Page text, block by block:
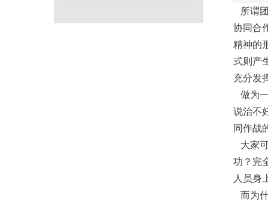
所谓
协同合
精神的
式则产
充分发
做为
说治不
同作战
大家
功？完
人员身
而为